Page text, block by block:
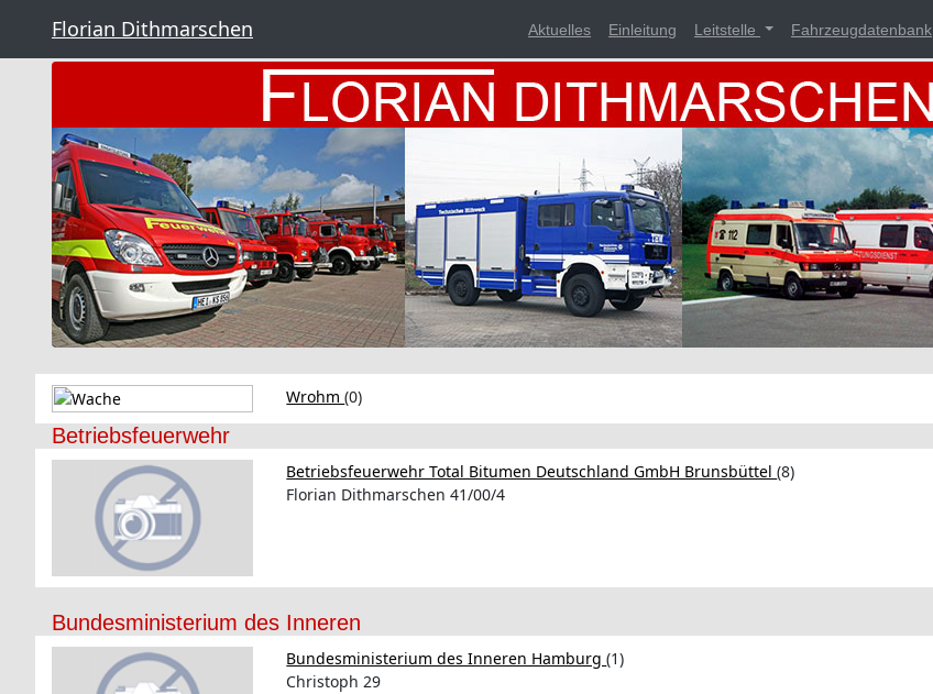
Florian Dithmarschen Aktuelles Einleitung Leitstelle Fahrzeugdatenbank
Wrohm(0)
Betriebsfeuerwehr
Betriebsfeuerwehr Total Bitumen Deutschland GmbH Brunsbüttel(8)
Florian Dithmarschen 41/00/4
Bundesministerium des Inneren
Bundesministerium des Inneren Hamburg(1)
Christoph 29